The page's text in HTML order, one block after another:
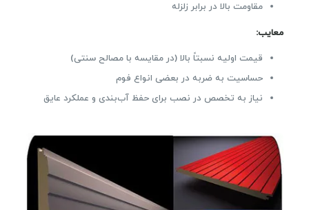
مقاومت بالا در برابر زلزله
معایب:
قیمت اولیه نسبتاً بالا (در مقایسه با مصالح سنتی)
حساسیت به ضربه در بعضی انواع فوم
نیاز به تخصص در نصب برای حفظ آب‌بندی و عملکرد عایق